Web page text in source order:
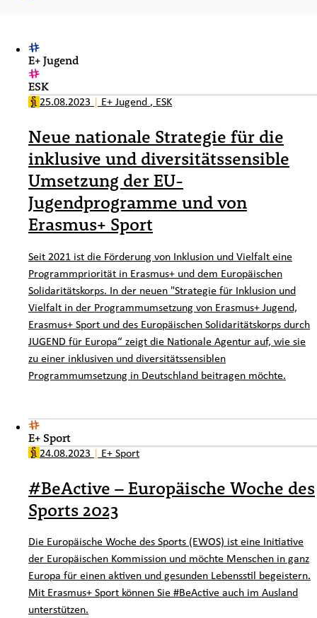
E+ Jugend
ESK
25.08.2023 | E+ Jugend , ESK
Neue nationale Strategie für die
inklusive und diversitätssensible
Umsetzung der EU-
Jugendprogramme und von
Erasmus+ Sport
Seit 2021 ist die Förderung von Inklusion und Vielfalt eine
Programmpriorität in Erasmus+ und dem Europäischen
Solidaritätskorps. In der neuen "Strategie für Inklusion und
Vielfalt in der Programmumsetzung von Erasmus+ Jugend,
Erasmus+ Sport und des Europäischen Solidaritätskorps durch
JUGEND für Europa“ zeigt die Nationale Agentur auf, wie sie
zu einer inklusiven und diversitätssensiblen
Programmumsetzung in Deutschland beitragen möchte.
E+ Sport
24.08.2023 | E+ Sport
#BeActive – Europäische Woche des
Sports 2023
Die Europäische Woche des Sports (EWOS) ist eine Initiative
der Europäischen Kommission und möchte Menschen in ganz
Europa für einen aktiven und gesunden Lebensstil begeistern.
Mit Erasmus+ Sport können Sie #BeActive auch im Ausland
unterstützen.